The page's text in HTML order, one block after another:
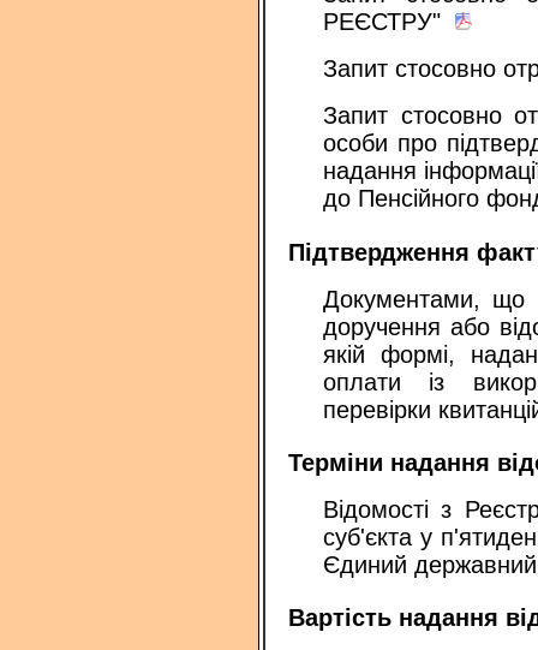
РЕЄСТРУ"
Запит стосовно
Запит стосовно
особи про
надання
до Пенсійного
Підтвердження
Документами, що
доручення або
якій формі,
оплати із
перевірки
Терміни надання
Відомості з
суб'єкта у
Єдиний державний
Вартість надання